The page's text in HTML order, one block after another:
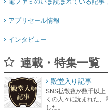
アプリセール情報
インタビュー
連載・特集一覧
殿堂入り記事
SNS拡散数が数千以上
くの人々に読まれた、
した。